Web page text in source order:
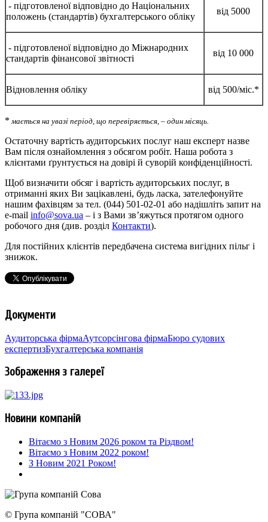
- підготовленої відповідно до Національних
положень (стандартів) бухгалтерського обліку
від 5000
- підготовленої відповідно до Міжнародних
стандартів фінансової звітності
від 10 000
Відновлення обліку від 500/міс.*
* мається на увазі період, що перевіряється, – один місяць.
Остаточну вартість аудиторських послуг наш експерт назве
Вам після ознайомлення з обсягом робіт. Наша робота з
клієнтами ґрунтується на довірі й суворій конфіденційності.
Щоб визначити обсяг і вартість аудиторських послуг, в
отриманні яких Ви зацікавлені, будь ласка, зателефонуйте
нашим фахівцям за тел. (044) 501-02-01 або надішліть запит на
e-mail info@sova.ua – і з Вами зв’яжуться протягом одного
робочого дня (див. розділ Контакти).
Для постійних клієнтів передбачена система вигідних пільг і
знижок.
Документи
Аудиторська фірмаАутсорсінгова фірмаБюро судових
експертизБухгалтерська компанія
Зображення з галереї
Новини компаній
Вітаємо з Новим 2026 роком та Різдвом!
Вітаємо з Новим 2022 роком!
З Новим 2021 Роком!
© Група компаній "СОВА"